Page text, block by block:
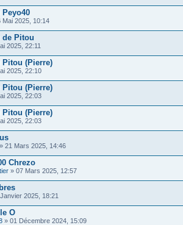
Mai 2025, 10:14
de Pitou
2025, 22:11
(Pierre)
2025, 22:10
(Pierre)
2025, 22:03
(Pierre)
2025, 22:03
» 21 Mars 2025, 14:46
Chrezo
» 07 Mars 2025, 12:57
2025, 18:21
O
» 01 Décembre 2024, 15:09